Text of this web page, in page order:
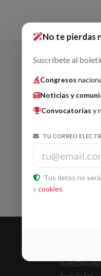
No te pierdas
Suscríbete al
Congresos
Noticias y
Convocatorias y
TU CORREO
Tus datos no
ycookies.
Junta